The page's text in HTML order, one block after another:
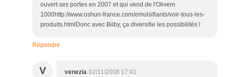
ouvert ses portes en 2007 et qui vend de l'Olivem
1000http://www.oshun-france.com/emulsifiants/voir-tous-les-
produits.htmlDonc avec Bilby, ça diversifie les possibilités !
Répondre
V venezia 02/11/2008 17:41